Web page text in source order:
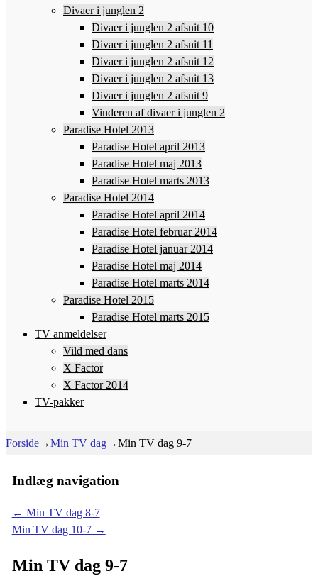
Divaer i junglen 2
Divaer i junglen 2 afsnit 10
Divaer i junglen 2 afsnit 11
Divaer i junglen 2 afsnit 12
Divaer i junglen 2 afsnit 13
Divaer i junglen 2 afsnit 9
Vinderen af divaer i junglen 2
Paradise Hotel 2013
Paradise Hotel april 2013
Paradise Hotel maj 2013
Paradise Hotel marts 2013
Paradise Hotel 2014
Paradise Hotel april 2014
Paradise Hotel februar 2014
Paradise Hotel januar 2014
Paradise Hotel maj 2014
Paradise Hotel marts 2014
Paradise Hotel 2015
Paradise Hotel marts 2015
TV anmeldelser
Vild med dans
X Factor
X Factor 2014
TV-pakker
Forside→Min TV dag→Min TV dag 9-7
Indlæg navigation
← Min TV dag 8-7
Min TV dag 10-7 →
Min TV dag 9-7